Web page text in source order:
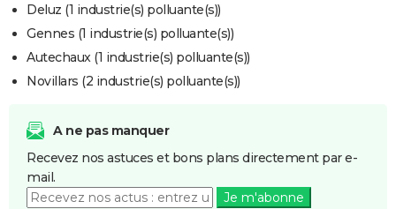
Deluz (1 industrie(s) polluante(s))
Gennes (1 industrie(s) polluante(s))
Autechaux (1 industrie(s) polluante(s))
Novillars (2 industrie(s) polluante(s))
A ne pas manquer
Recevez nos astuces et bons plans directement par e-
mail.
Je m'abonne